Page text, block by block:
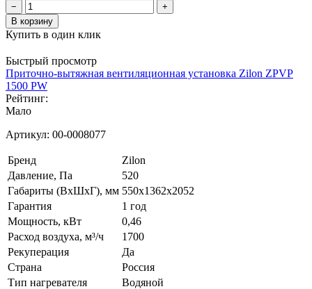
−
+
В корзину
Купить в один клик
Быстрый просмотр
Приточно-вытяжная вентиляционная установка Zilon ZPVP
1500 PW
Рейтинг:
Мало
Артикул: 00-0008077
Бренд
Zilon
Давление, Па
520
Габариты (ВхШхГ), мм 550х1362х2052
Гарантия
1 год
Мощность, кВт
0,46
Расход воздуха, м³/ч
1700
Рекуперация
Да
Страна
Россия
Тип нагревателя
Водяной